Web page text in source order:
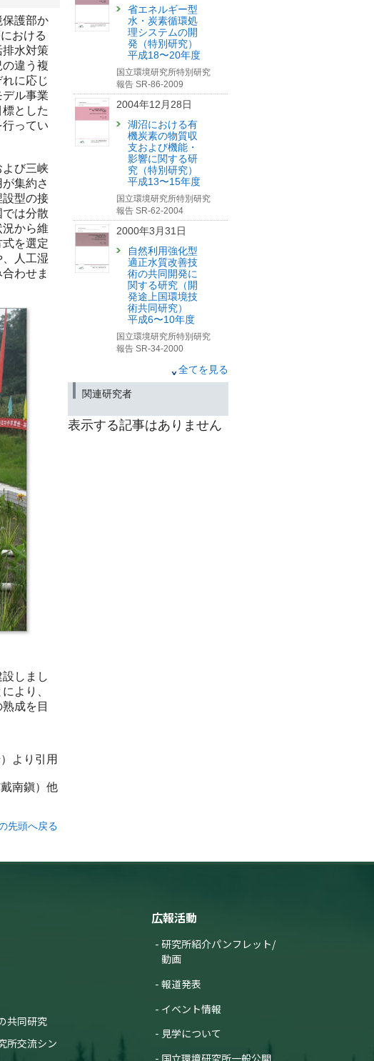
護部か
おける
排水対策
違う複
に応じ
ル事業
とした
ってい
び三峡
集約さ
設型の接
は分散
から維
を選定
人工湿
わせま
しまし
より、
成を目
より引用
南鎭）他
先頭へ戻る
会、環境省記者クラブ同時配付）
2015年11月24日
生物応答を用いた事業場排
水実態調査における実施事
業場の募集について
(筑波研究学園都市記者会、環境省記者
クラブ同時配布)
2015年6月30日
｢使用済み電気製品の国際資
源循環
～日本とアジアで目指すE-
wasteの適正管理～｣
国立環境研究所「環境儀」
第57号の刊行について
（お知らせ）
（筑波研究学園都市記者会、環境省記
者クラブ同時配付）
2014年12月15日
生物応答を用いた事業場排
水実態調査における実施事
業場の募集について
(筑波研究学園都市記者会、環境省記者
2014年7月30日
高校生も楽しめる資源循
ラインマガジン環環2014年
7月号 循環・廃棄物のけん
きゅう：「低炭素・省エネ
高度排水処理技術の開
月号が公開されました
オンラインマガジン環環の2
月号が公開されました
省エネルギー型
水・炭素循環処
理システムの開
発（特別研究）
平成18〜20年度
国立環境研究所特別研究
報告 SR-86-2009
2004年12月28日
湖沼における有
機炭素の物質収
支および機能・
影響に関する研
究（特別研究）
平成13〜15年度
国立環境研究所特別研究
報告 SR-62-2004
2000年3月31日
自然利用強化型
適正水質改善技
術の共同開発に
関する研究（開
発途上国環境技
術共同研究）
平成6〜10年度
国立環境研究所特別研究
報告 SR-34-2000
1998年3月30日
湖沼環境指標の
開発と新たな湖
明に関する研究
平成4〜8年度
全てを見る
関連研究者
表示する記事はありません
共同研究
所交流シン
広報活動
研究所紹介パンフレット/
動画
報道発表
イベント情報
見学について